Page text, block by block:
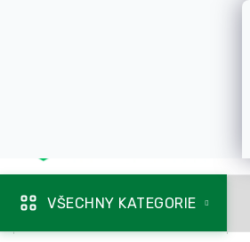
VŠECHNY KATEGORIE